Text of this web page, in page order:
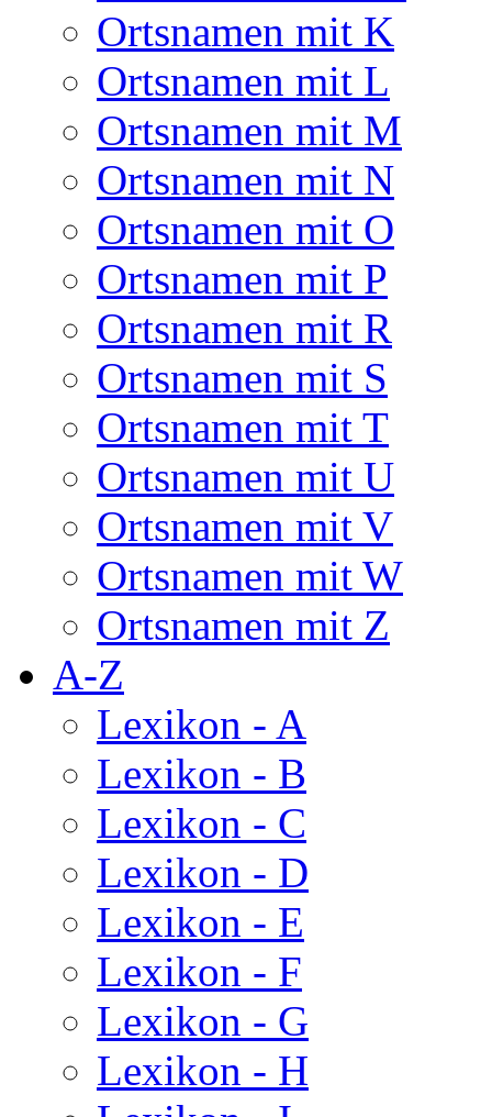
Ortsnamen mit K
Ortsnamen mit L
Ortsnamen mit M
Ortsnamen mit N
Ortsnamen mit O
Ortsnamen mit P
Ortsnamen mit R
Ortsnamen mit S
Ortsnamen mit T
Ortsnamen mit U
Ortsnamen mit V
Ortsnamen mit W
Ortsnamen mit Z
A-Z
Lexikon - A
Lexikon - B
Lexikon - C
Lexikon - D
Lexikon - E
Lexikon - F
Lexikon - G
Lexikon - H